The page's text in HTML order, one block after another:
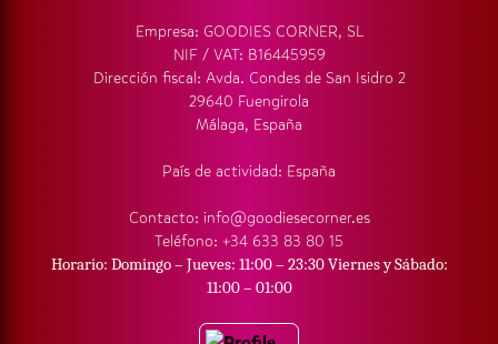
Empresa: GOODIES CORNER, SL
NIF / VAT: B16445959
Dirección fiscal: Avda. Condes de San Isidro 2
29640 Fuengirola
Málaga, España
País de actividad: España
Contacto: info@goodiesecorner.es
Teléfono: +34 633 83 80 15
Horario: Domingo – Jueves: 11:00 – 23:30 Viernes y Sábado:
11:00 – 01:00